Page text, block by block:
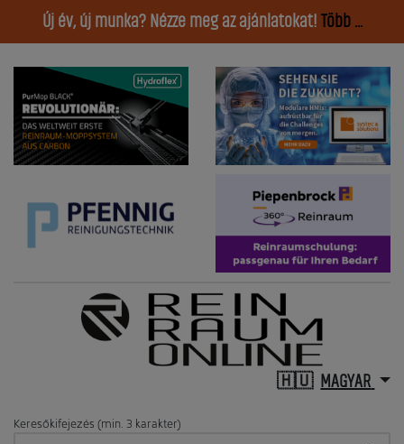
Új év, új munka? Nézze meg az ajánlatokat! Több ...
MAGYAR
Keresőkifejezés (min. 3 karakter)